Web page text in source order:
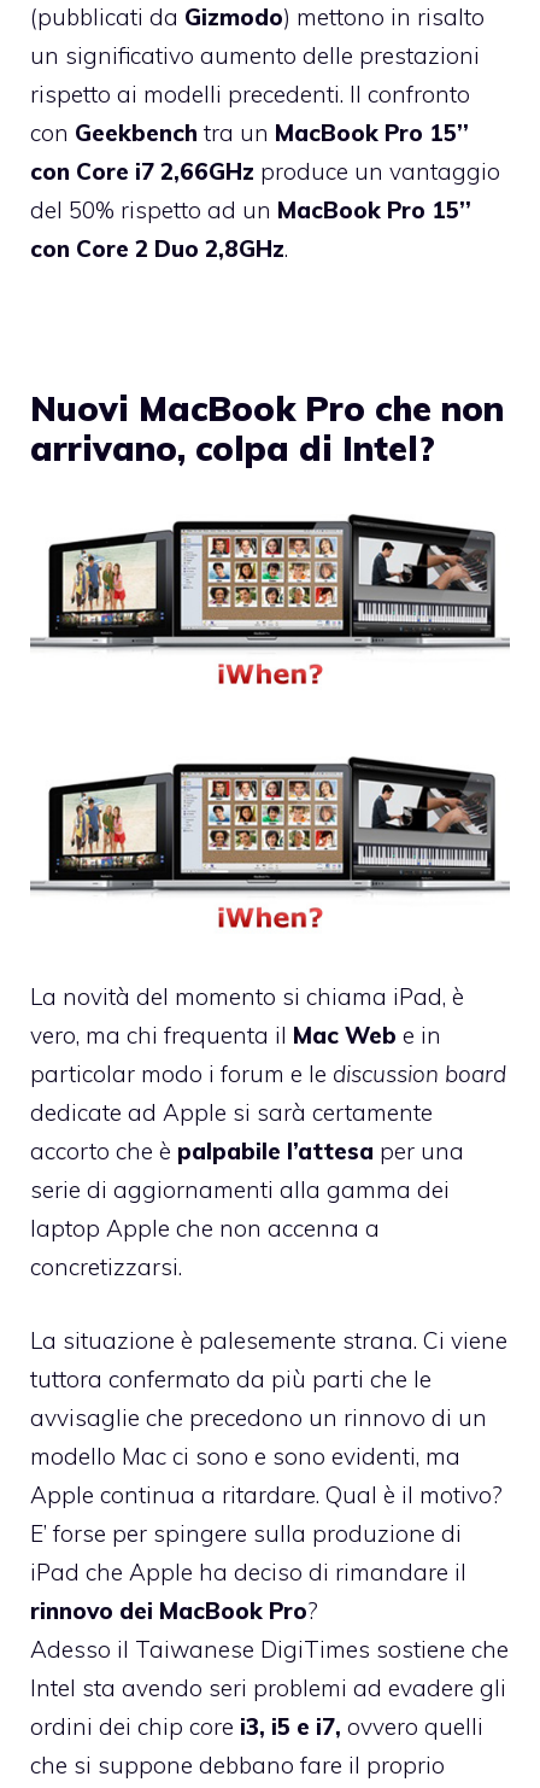
(pubblicati da Gizmodo) mettono in risalto
un significativo aumento delle prestazioni
rispetto ai modelli precedenti. Il confronto
con Geekbench tra un MacBook Pro 15’’
con Core i7 2,66GHz produce un vantaggio
del 50% rispetto ad un MacBook Pro 15’’
con Core 2 Duo 2,8GHz.
Nuovi MacBook Pro che non
arrivano, colpa di Intel?
La novità del momento si chiama iPad, è
vero, ma chi frequenta il Mac Web e in
particolar modo i forum e le discussion board
dedicate ad Apple si sarà certamente
accorto che è palpabile l’attesa per una
serie di aggiornamenti alla gamma dei
laptop Apple che non accenna a
concretizzarsi.
La situazione è palesemente strana. Ci viene
tuttora confermato da più parti che le
avvisaglie che precedono un rinnovo di un
modello Mac ci sono e sono evidenti, ma
Apple continua a ritardare. Qual è il motivo?
E’ forse per spingere sulla produzione di
iPad che Apple ha deciso di rimandare il
rinnovo dei MacBook Pro?
Adesso il Taiwanese DigiTimes sostiene che
Intel sta avendo seri problemi ad evadere gli
ordini dei chip core i3, i5 e i7, ovvero quelli
che si suppone debbano fare il proprio